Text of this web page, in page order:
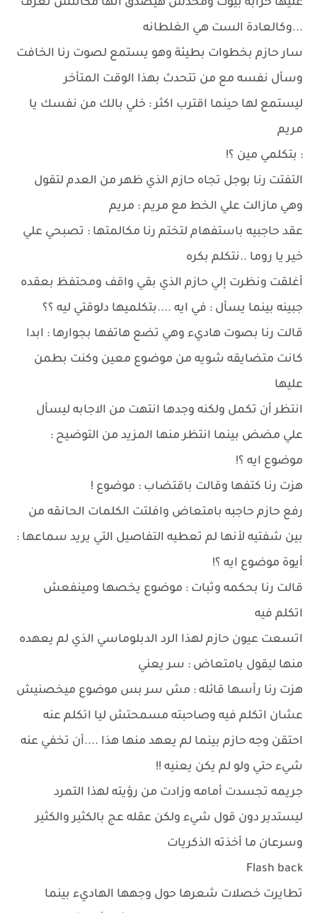
عليها خرابه بيوت ومحدش هيصدق أنها مكانتش تعرف
...وكالعادة الست هي الغلطانه
سار حازم بخطوات بطيئة وهو يستمع لصوت رنا الخافت
وسأل نفسه مع من تتحدث بهذا الوقت المتأخر
ليستمع لها حينما اقترب اكثر : خلي بالك من نفسك يا
مريم
: بتكلمي مين ؟!
التفتت رنا بوجل تجاه حازم الذي ظهر من العدم لتقول
وهي مازالت علي الخط مع مريم : مريم
عقد حاجبيه باستفهام لتختم رنا مكالمتها : تصبحي علي
خير يا روما ..نتكلم بكره
أغلقت ونظرت إلي حازم الذي بقي واقف ومحتفظ بعقده
جبينه بينما يسأل : في ايه ....بتكلميها دلوقتي ليه ؟؟
قالت رنا بصوت هاديء وهي تضع هاتفها بجوارها : ابدا
كانت متضايقه شويه من موضوع معين وكنت بطمن
عليها
انتظر أن تكمل ولكنه وجدها انتهت من الاجابه ليسأل
علي مضض بينما انتظر منها المزيد من التوضيح :
موضوع ايه ؟!
هزت رنا كتفها وقالت باقتضاب : موضوع !
رفع حازم حاجبه بامتعاض وافلتت الكلمات الحانقه من
بين شفتيه لأنها لم تعطيه التفاصيل التي يريد سماعها :
أيوة موضوع ايه ؟!
قالت رنا بحكمه وثبات : موضوع يخصها ومينفعش
اتكلم فيه
اتسعت عيون حازم لهذا الرد الدبلوماسي الذي لم يعهده
منها ليقول بامتعاض : سر يعني
هزت رنا رأسها قائله : مش سر بس موضوع ميخصنيش
عشان اتكلم فيه وصاحبته مسمحتش ليا اتكلم عنه
احتقن وجه حازم بينما لم يعهد منها هذا ....أن تخفي عنه
شيء حتي ولو لم يكن يعنيه !!
جريمه تجسدت أمامه وزادت من رؤيته لهذا التمرد
ليستدير دون قول شيء ولكن عقله عج بالكثير والكثير
وسرعان ما أخذته الذكريات
Flash back
تطايرت خصلات شعرها حول وجهها الهاديء بينما